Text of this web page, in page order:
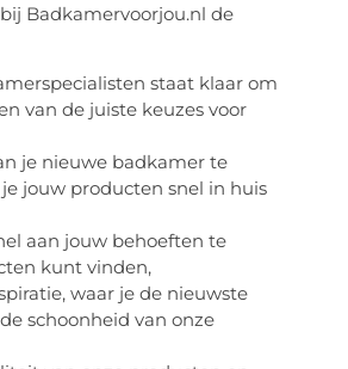
Badkamervoorjou.nl de
staat klaar om
van de juiste keuzes voor
je nieuwe badkamer te
jouw producten snel in huis
aan jouw behoeften te
kunt vinden,
waar je de nieuwste
schoonheid van onze